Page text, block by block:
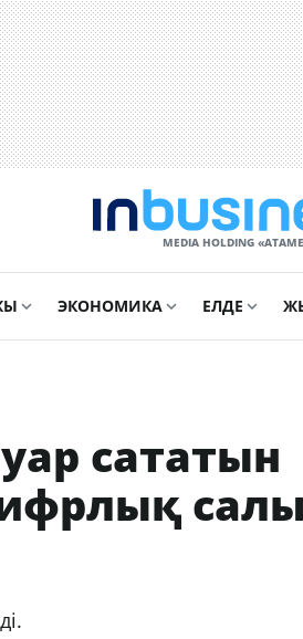
MEDIA HOLDING
ЭКОНОМИКА ЕЛДЕ
сататын